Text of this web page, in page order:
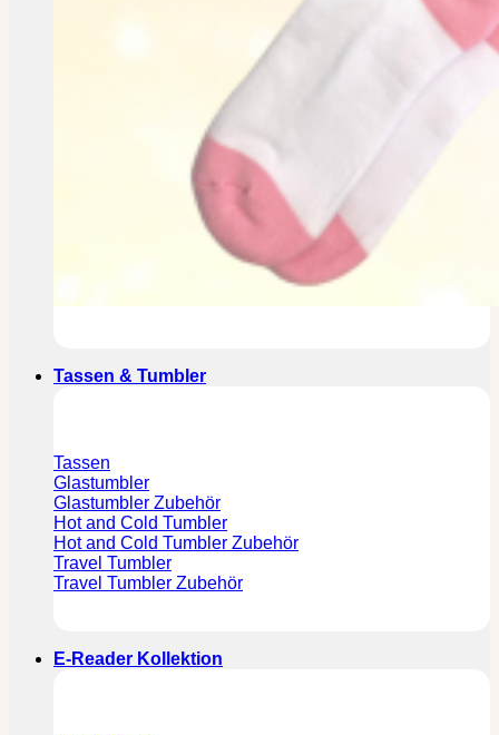
Tassen & Tumbler
Tassen
Glastumbler
Glastumbler Zubehör
Hot and Cold Tumbler
Hot and Cold Tumbler Zubehör
Travel Tumbler
Travel Tumbler Zubehör
E-Reader Kollektion